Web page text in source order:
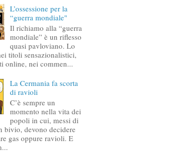
L’ossessione per la
“guerra mondiale"
Il richiamo alla “guerra
mondiale” è un riflesso
quasi pavloviano. Lo
titoli sensazionalistici,
online, nei commen...
La Cermania fa scorta
di ravioli
C’è sempre un
momento nella vita dei
popoli in cui, messi di
bivio, devono decidere
gas oppure ravioli. E